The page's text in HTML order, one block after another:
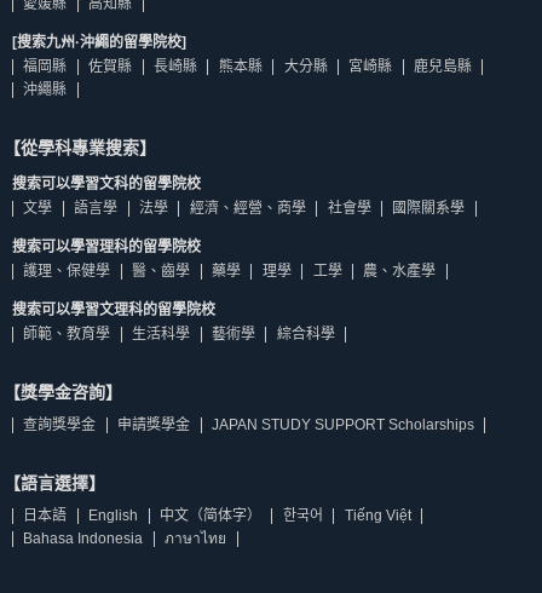
愛媛縣
高知縣
[搜索九州·沖繩的留學院校]
福岡縣
佐賀縣 長崎縣 熊本縣 大分縣 宮崎縣
鹿兒島縣
沖繩縣
【從學科專業搜索】
搜索可以學習文科的留學院校
文學
語言學 法學 經濟、經營、商學 社會學 國際關系學
搜索可以學習理科的留學院校
護理、保健學
醫、齒學 藥學 理學 工學 農、水產學
搜索可以學習文理科的留學院校
師範、教育學
生活科學 藝術學 綜合科學
【獎學金咨詢】
查詢獎學金 申請獎學金 JAPAN STUDY SUPPORT Scholarships
【語言選擇】
日本語 English 中文（简体字） 한국어
Tiếng Việt
Bahasa Indonesia
ภาษาไทย